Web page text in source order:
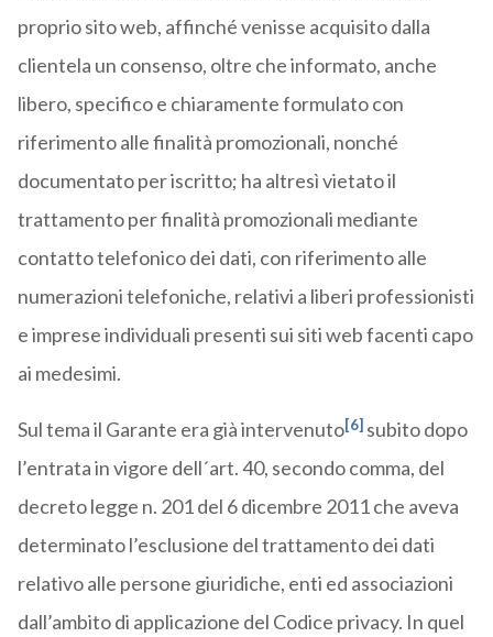
proprio sito web, affinché venisse acquisito dalla
clientela un consenso, oltre che informato, anche
libero, specifico e chiaramente formulato con
riferimento alle finalità promozionali, nonché
documentato per iscritto; ha altresì vietato il
trattamento per finalità promozionali mediante
contatto telefonico dei dati, con riferimento alle
numerazioni telefoniche, relativi a liberi professionisti
e imprese individuali presenti sui siti web facenti capo
ai medesimi.
Sul tema il Garante era già intervenuto[6]subito dopo
l’entrata in vigore dell´art. 40, secondo comma, del
decreto legge n. 201 del 6 dicembre 2011 che aveva
determinato l’esclusione del trattamento dei dati
relativo alle persone giuridiche, enti ed associazioni
dall’ambito di applicazione del Codice privacy. In quel